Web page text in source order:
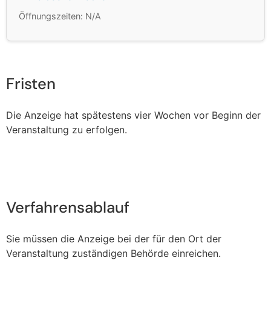
Öffnungszeiten: N/A
Fristen
Die Anzeige hat spätestens vier Wochen vor Beginn der
Veranstaltung zu erfolgen.
Verfahrensablauf
Sie müssen die Anzeige bei der für den Ort der
Veranstaltung zuständigen Behörde einreichen.